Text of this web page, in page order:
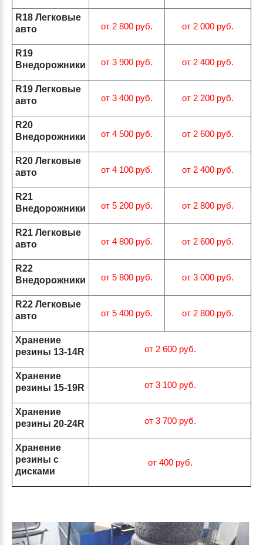
R18 Легковые
авто
от 2 800 руб. от 2 000 руб.
R19
Внедорожники
от 3 900 руб. от 2 400 руб.
R19 Легковые
авто
от 3 400 руб. от 2 200 руб.
R20
Внедорожники
от 4 500 руб. от 2 600 руб.
R20 Легковые
авто
от 4 100 руб. от 2 400 руб.
R21
Внедорожники
от 5 200 руб. от 2 800 руб.
R21 Легковые
авто
от 4 800 руб. от 2 600 руб.
R22
Внедорожники
от 5 800 руб. от 3 000 руб.
R22 Легковые
авто
от 5 400 руб. от 2 800 руб.
Хранение
резины 13-14R
от 2 600 руб.
Хранение
резины 15-19R
от 3 100 руб.
Хранение
резины 20-24R
от 3 700 руб.
Хранение
резины с
дисками
от 400 руб.